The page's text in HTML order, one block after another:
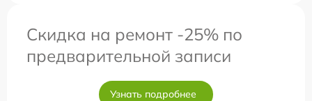
Скидка на ремонт -25% по
предварительной записи
Узнать подробнее